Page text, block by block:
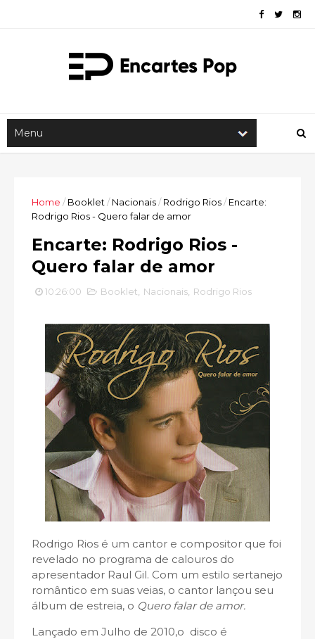
Home / Booklet / Nacionais/ Rodrigo Rios/ Encarte:
Rodrigo Rios - Quero falar de amor
Encarte: Rodrigo Rios -
Quero falar de amor
10:26:00 Booklet Nacionais Rodrigo Rios
Rodrigo Rios é um cantor e compositor que foi
revelado no programa de calouros do
apresentador Raul Gil. Com um estilo sertanejo
romântico em suas veias, o cantor lançou seu
álbum de estreia, o Quero falar de amor.
Lançado em Julho de 2010,o disco é